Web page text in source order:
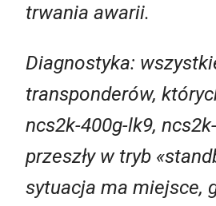
trwania awarii.
Diagnostyka:
transponderów,
ncs2k-400g-lk9,
przeszły w tryb
sytuacja ma miejsce,